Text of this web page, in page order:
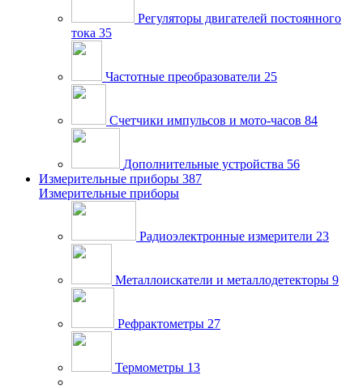
Регуляторы двигателей постоянного
тока 35
Частотные преобразователи 25
Счетчики импульсов и мото-часов 84
Дополнительные устройства 56
Измерительные приборы 387
Измерительные приборы
Радиоэлектронные измерители 23
Металлоискатели и металлодетекторы 9
Рефрактометры 27
Термометры 13